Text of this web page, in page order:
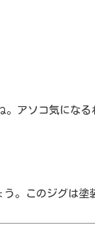
。アソコ気になる
う。このジグは塗